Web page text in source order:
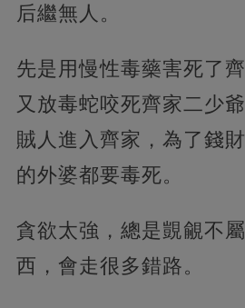
后繼無人。
先是用慢性毒藥害死了
又放毒蛇咬死齊家二少
賊人進入齊家，為了錢
的外婆都要毒死。
貪欲太強，總是覬覦不
西，會走很多錯路。